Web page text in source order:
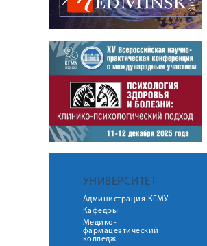
УНИВЕРСИТЕТ
Администрация КГМУ
Кафедры
Медико-
фармацевтический
колледж